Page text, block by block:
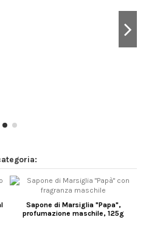
Sapone di Marsiglia "Papa",
profumazione maschile, 125g